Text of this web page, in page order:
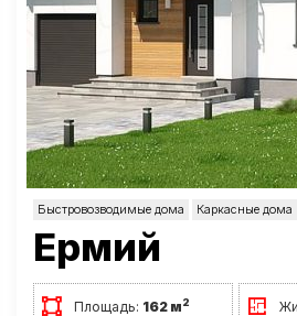
Быстровозводимые дома Каркасные дома
Ермий
Площадь: 162 м2